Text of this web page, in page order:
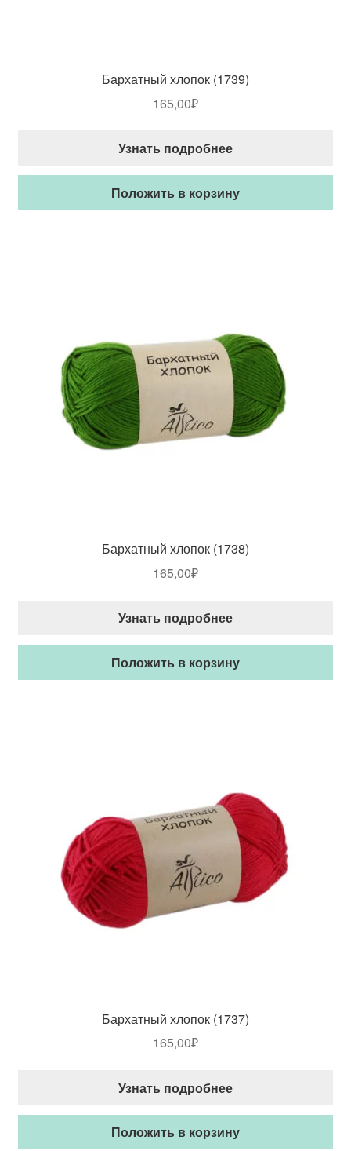
Бархатный хлопок (1739)
165,00₽
Узнать подробнее
Положить в корзину
Бархатный хлопок (1738)
165,00₽
Узнать подробнее
Положить в корзину
Бархатный хлопок (1737)
165,00₽
Узнать подробнее
Положить в корзину